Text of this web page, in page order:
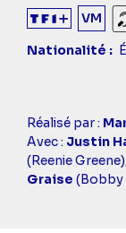
VM
Nationalité
Casting
simba
Réalisé par :
Avec : Justin
(Reenie
Graise (Bobby